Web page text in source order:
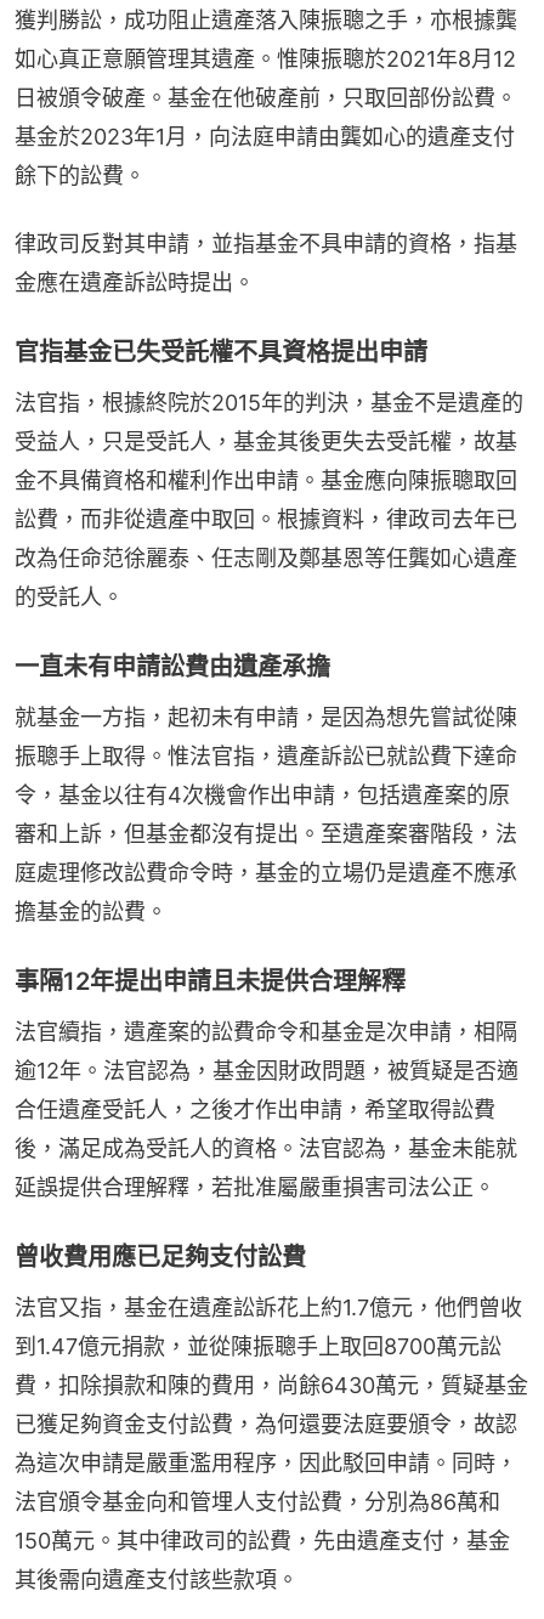
獲判勝訟，成功阻止遺產落入陳振聰之手，亦根據龔
如心真正意願管理其遺產。惟陳振聰於2021年8月12
日被頒令破產。基金在他破產前，只取回部份訟費。
基金於2023年1月，向法庭申請由龔如心的遺產支付
餘下的訟費。
律政司反對其申請，並指基金不具申請的資格，指基
金應在遺產訴訟時提出。
官指基金已失受託權不具資格提出申請
法官指，根據終院於2015年的判決，基金不是遺產的
受益人，只是受託人，基金其後更失去受託權，故基
金不具備資格和權利作出申請。基金應向陳振聰取回
訟費，而非從遺產中取回。根據資料，律政司去年已
改為任命范徐麗泰、任志剛及鄭基恩等任龔如心遺產
的受託人。
一直未有申請訟費由遺產承擔
就基金一方指，起初未有申請，是因為想先嘗試從陳
振聰手上取得。惟法官指，遺產訴訟已就訟費下達命
令，基金以往有4次機會作出申請，包括遺產案的原
審和上訴，但基金都沒有提出。至遺產案審階段，法
庭處理修改訟費命令時，基金的立場仍是遺產不應承
擔基金的訟費。
事隔12年提出申請且未提供合理解釋
法官續指，遺產案的訟費命令和基金是次申請，相隔
逾12年。法官認為，基金因財政問題，被質疑是否適
合任遺產受託人，之後才作出申請，希望取得訟費
後，滿足成為受託人的資格。法官認為，基金未能就
延誤提供合理解釋，若批准屬嚴重損害司法公正。
曾收費用應已足夠支付訟費
法官又指，基金在遺產訟訴花上約1.7億元，他們曾收
到1.47億元捐款，並從陳振聰手上取回8700萬元訟
費，扣除損款和陳的費用，尚餘6430萬元，質疑基金
已獲足夠資金支付訟費，為何還要法庭要頒令，故認
為這次申請是嚴重濫用程序，因此駁回申請。同時，
法官頒令基金向和管埋人支付訟費，分別為86萬和
150萬元。其中律政司的訟費，先由遺產支付，基金
其後需向遺產支付該些款項。